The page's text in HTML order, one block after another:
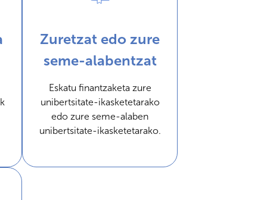
Zuretzat edo zure
seme-alabentzat
Eskatu finantzaketa zure
unibertsitate-ikasketetarako
edo zure seme-alaben
unibertsitate-ikasketetarako.